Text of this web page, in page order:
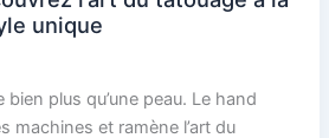
unique
plus qu’une peau. Le hand
machines et ramène l’art du